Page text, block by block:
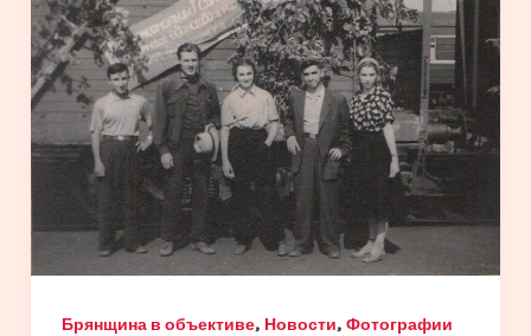
Брянщина в объективе, Новости, Фотографии